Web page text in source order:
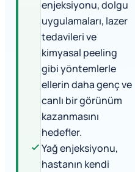
enjeksiyonu, dolgu
uygulamaları, lazer
tedavileri ve
kimyasal peeling
gibi yöntemlerle
ellerin daha genç ve
canlı bir görünüm
kazanmasını
hedefler.
Yağ enjeksiyonu,
hastanın kendi